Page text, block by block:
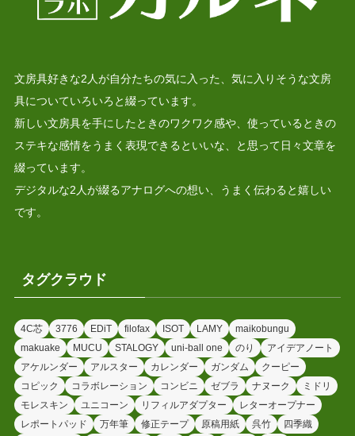
文房具好きな2人が自分たちの気に入った、気に入りそうな文房
具についていろいろと綴っています。
新しい文房具を手にしたときのワクワク感や、使っているときの
ステキな感情をうまく表現できるといいな、と思って日々文章を
綴っています。
デジタルな2人が綴るアナログへの想い、うまく伝わると嬉しい
です。
タグクラウド
4C芯 3776 EDiT filofax ISOT LAMY
maikobungu
makuake
MUCU STALOGY uni-ball one のり
アイデアノート
アケルンダー
アルスター カレンダー ガンダム
クーピー
コピック
コラボレーション コンビニ ゼブラ ナヌーク
ミドリ
モレスキン
ユニコーン リフィルアダプター
レターオープナー
レポートパッド
万年筆 修正テープ 原稿用紙 呉竹 四季織